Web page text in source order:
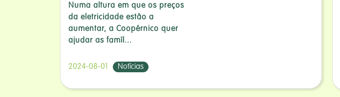
Numa altura em que os preços
da eletricidade estão a
aumentar, a Coopérnico quer
ajudar as famíl...
2024-08-01 Notícias